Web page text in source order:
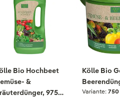
Bio Hochbeet
&
975
Kölle Bio
Variante: 750